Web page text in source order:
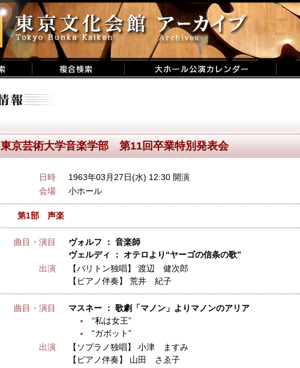
東京芸術大学音楽学部 第11回卒業特別発表会
日時
1963年03月27日(水) 12:30 開演
会場
小ホール
第1部 声楽
曲目・演目
ヴォルフ ： 音楽師
ヴェルディ ： オテロより“ヤーゴの信条の歌”
出演
【バリトン独唱】 渡辺 健次郎
【ピアノ伴奏】 荒井 紀子
曲目・演目
マスネー ： 歌劇「マノン」よりマノンのアリア
“私は女王”
“ガボット”
出演
【ソプラノ独唱】 小津 ますみ
【ピアノ伴奏】 山田 さゑ子